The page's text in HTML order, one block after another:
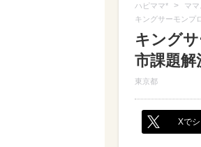
ハピママ* > ママ
キングサーモンプ
キング
市課題
東京都
Xで